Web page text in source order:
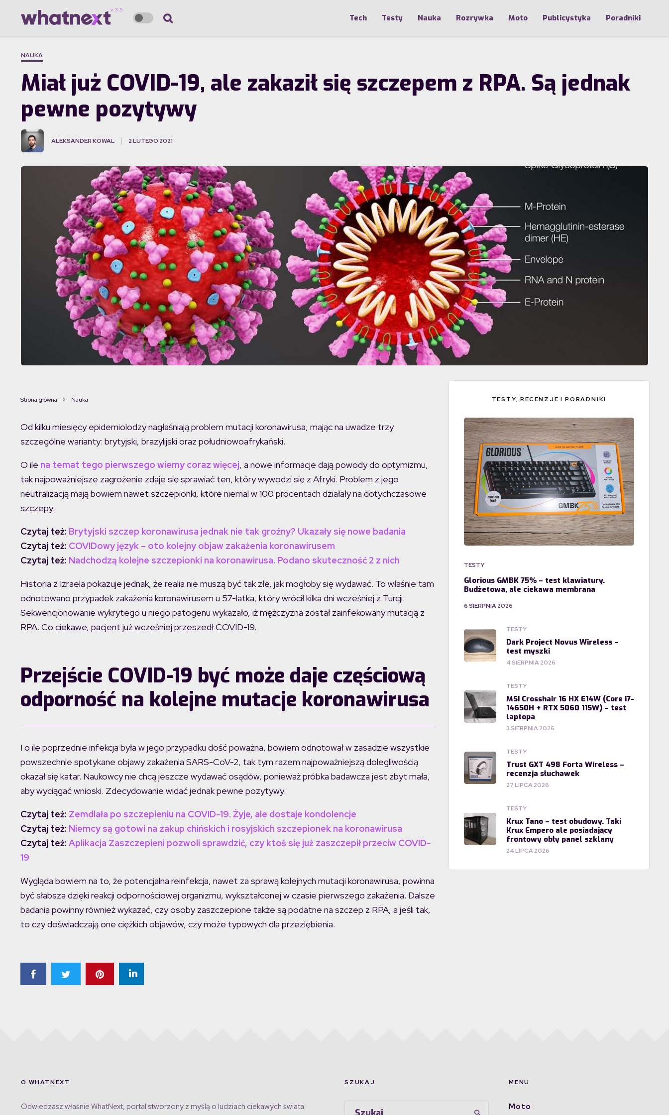
Tech Testy Nauka Rozrywka Moto Publicystyka Poradniki
NAUKA
Miał już COVID-19, ale zakaził się szczepem z RPA. Są jednak
pewne pozytywy
ALEKSANDER KOWAL 2 LUTEGO 2021
Strona główna Nauka
Od kilku miesięcy epidemiolodzy nagłaśniają problem mutacji koronawirusa, mając na uwadze trzy
szczególne warianty: brytyjski, brazylijski oraz południowoafrykański.
O ile na temat tego pierwszego wiemy coraz więcej, a nowe informacje dają powody do optymizmu,
tak najpoważniejsze zagrożenie zdaje się sprawiać ten, który wywodzi się z Afryki. Problem z jego
neutralizacją mają bowiem nawet szczepionki, które niemal w 100 procentach działały na dotychczasowe
szczepy.
Czytaj też: Brytyjski szczep koronawirusa jednak nie tak groźny? Ukazały się nowe badania
Czytaj też: COVIDowy język – oto kolejny objaw zakażenia koronawirusem
Czytaj też: Nadchodzą kolejne szczepionki na koronawirusa. Podano skuteczność 2 z nich
Historia z Izraela pokazuje jednak, że realia nie muszą być tak złe, jak mogłoby się wydawać. To właśnie tam
odnotowano przypadek zakażenia koronawirusem u 57-latka, który wrócił kilka dni wcześniej z Turcji.
Sekwencjonowanie wykrytego u niego patogenu wykazało, iż mężczyzna został zainfekowany mutacją z
RPA. Co ciekawe, pacjent już wcześniej przeszedł COVID-19.
Przejście COVID-19 być może daje częściową
odporność na kolejne mutacje koronawirusa
I o ile poprzednie infekcja była w jego przypadku dość poważna, bowiem odnotował w zasadzie wszystkie
powszechnie spotykane objawy zakażenia SARS-CoV-2, tak tym razem najpoważniejszą dolegliwością
okazał się katar. Naukowcy nie chcą jeszcze wydawać osądów, ponieważ próbka badawcza jest zbyt mała,
aby wyciągać wnioski. Zdecydowanie widać jednak pewne pozytywy.
Czytaj też: Zemdlała po szczepieniu na COVID-19. Żyje, ale dostaje kondolencje
Czytaj też: Niemcy są gotowi na zakup chińskich i rosyjskich szczepionek na koronawirusa
Czytaj też: Aplikacja Zaszczepieni pozwoli sprawdzić, czy ktoś się już zaszczepił przeciw COVID-
19
Wygląda bowiem na to, że potencjalna reinfekcja, nawet za sprawą kolejnych mutacji koronawirusa, powinna
być słabsza dzięki reakcji odpornościowej organizmu, wykształconej w czasie pierwszego zakażenia. Dalsze
badania powinny również wykazać, czy osoby zaszczepione także są podatne na szczep z RPA, a jeśli tak,
to czy doświadczają one ciężkich objawów, czy może typowych dla przeziębienia.
TESTY, RECENZJE I PORADNIKI
TESTY
Glorious GMBK 75% – test klawiatury.
Budżetowa, ale ciekawa membrana
6 SIERPNIA 2026
TESTY
Dark Project Novus Wireless –
test myszki
4 SIERPNIA 2026
TESTY
MSI Crosshair 16 HX E14W (Core i7-
14650H + RTX 5060 115W) – test
laptopa
3 SIERPNIA 2026
TESTY
Trust GXT 498 Forta Wireless –
recenzja słuchawek
27 LIPCA 2026
TESTY
Krux Tano – test obudowy. Taki
Krux Empero ale posiadający
frontowy obły panel szklany
24 LIPCA 2026
O WHATNEXT
Odwiedzasz właśnie WhatNext, portal stworzony z myślą o ludziach ciekawych świata.
SZUKAJ MENU
Moto